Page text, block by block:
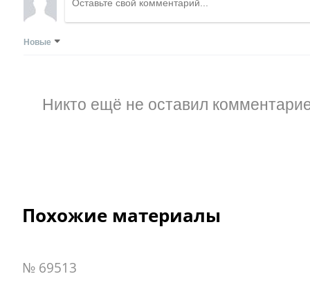
Новые
Никто ещё не оставил
Похожие материалы
№ 69513